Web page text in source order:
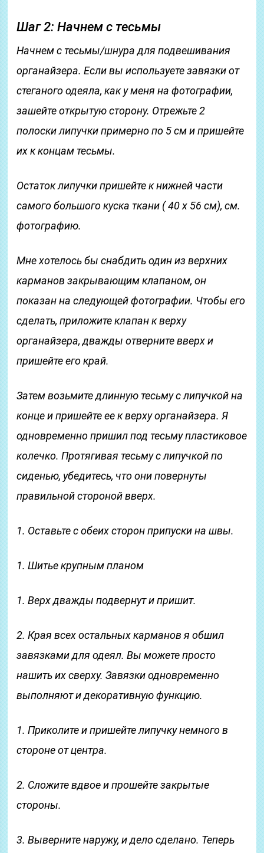
Шаг 2: Начнем с тесьмы
Начнем с тесьмы/шнура для подвешивания
органайзера. Если вы используете завязки от
стеганого одеяла, как у меня на фотографии,
зашейте открытую сторону. Отрежьте 2
полоски липучки примерно по 5 см и пришейте
их к концам тесьмы.
Остаток липучки пришейте к нижней части
самого большого куска ткани ( 40 х 56 см), см.
фотографию.
Мне хотелось бы снабдить один из верхних
карманов закрывающим клапаном, он
показан на следующей фотографии. Чтобы его
сделать, приложите клапан к верху
органайзера, дважды отверните вверх и
пришейте его край.
Затем возьмите длинную тесьму с липучкой на
конце и пришейте ее к верху органайзера. Я
одновременно пришил под тесьму пластиковое
колечко. Протягивая тесьму с липучкой по
сиденью, убедитесь, что они повернуты
правильной стороной вверх.
1. Оставьте с обеих сторон припуски на швы.
1. Шитье крупным планом
1. Верх дважды подвернут и пришит.
2. Края всех остальных карманов я обшил
завязками для одеял. Вы можете просто
нашить их сверху. Завязки одновременно
выполняют и декоративную функцию.
1. Приколите и пришейте липучку немного в
стороне от центра.
2. Сложите вдвое и прошейте закрытые
стороны.
3. Выверните наружу, и дело сделано. Теперь